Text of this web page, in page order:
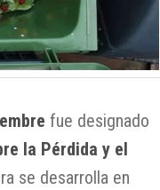
fue designado
la Pérdida y el
se desarrolla en